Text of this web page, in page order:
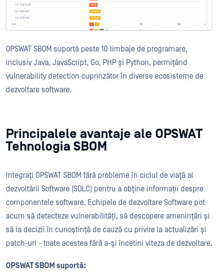
OPSWAT SBOM suportă peste 10 limbaje de programare,
inclusiv Java, JavaScript, Go, PHP și Python, permițând
vulnerability detection cuprinzător în diverse ecosisteme de
dezvoltare software.
Principalele avantaje ale OPSWAT
Tehnologia SBOM
Integrați OPSWAT SBOM fără probleme în ciclul de viață al
dezvoltării Software (SDLC) pentru a obține informații despre
componentele software. Echipele de dezvoltare Software pot
acum să detecteze vulnerabilități, să descopere amenințări și
să ia decizii în cunoștință de cauză cu privire la actualizări și
patch-uri - toate acestea fără a-și încetini viteza de dezvoltare.
OPSWAT SBOM suportă: